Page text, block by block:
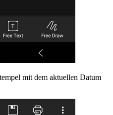
mit dem aktuellen Datum